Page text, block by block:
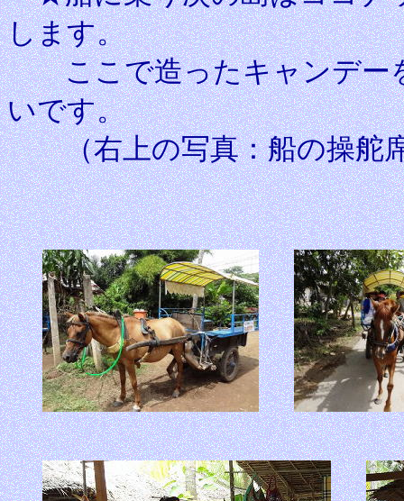
します。
ここで造ったキャンデーを
いです。
（右上の写真：船の操舵席